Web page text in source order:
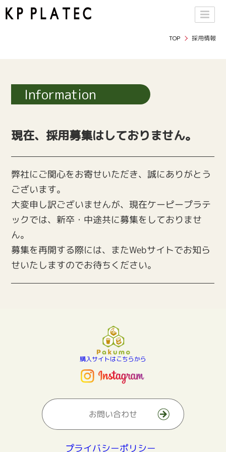
TOP 採用情報
Information
現在、採用募集はしておりません。
弊社にご関心をお寄せいただき、誠にありがとう
ございます。
大変申し訳ございませんが、現在ケーピープラテ
ックでは、新卒・中途共に募集をしておりませ
ん。
募集を再開する際には、またWebサイトでお知ら
せいたしますのでお待ちください。
購入サイトはこちらから
お問い合わせ
プライバシーポリシー